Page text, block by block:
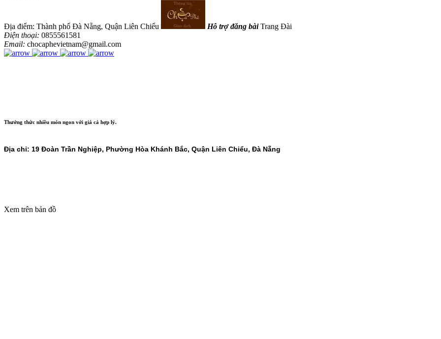
Địa điểm: Thành phố Đà Nẵng, Quận Liên Chiểu Hỗ trợ đăng bàiTrang Đài
Điện thoại: 0855561581
Email: chocaphevietnam@gmail.com
Thưởng thức nhiều món ngon với giá cả hợp lý.
Địa chỉ: 19 Đoàn Trần Nghiệp, Phường Hòa Khánh Bắc, Quận Liên Chiểu, Đà Nẵng
Xem trên bản đồ